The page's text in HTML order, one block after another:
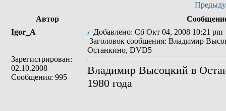
Автор
Igor_A
Зарегистрирован:
02.10.2008
Сообщения: 995
Добавлено: Сб Окт 04, 2008 10:21 pm
Заголовок сообщения: Владимир
Останкино, DVD5
Владимир Высоцкий в
1980 года